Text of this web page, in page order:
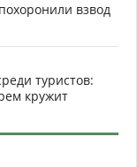
взвод
туристов:
кружит